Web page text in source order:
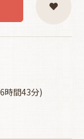
時間43分)